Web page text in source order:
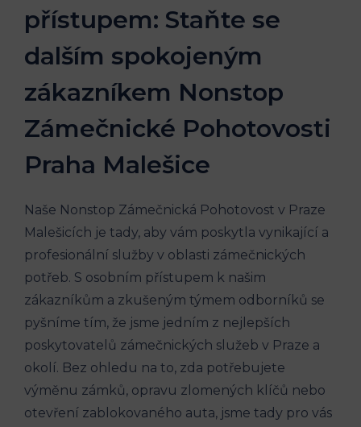
přístupem: Staňte se
dalším spokojeným
zákazníkem Nonstop
Zámečnické Pohotovosti
Praha Malešice
Naše Nonstop Zámečnická Pohotovost v Praze
Malešicích je tady, aby vám poskytla vynikající a
profesionální služby v oblasti zámečnických
potřeb. S osobním přístupem k našim
zákazníkům a zkušeným týmem odborníků se
pyšníme tím, že jsme jedním z nejlepších
poskytovatelů zámečnických služeb v Praze a
okolí. Bez ohledu na to, zda potřebujete
výměnu zámků, opravu zlomených klíčů nebo
otevření zablokovaného auta, jsme tady pro vás